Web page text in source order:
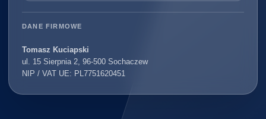
DANE FIRMOWE
Tomasz Kuciapski
ul. 15 Sierpnia 2, 96-500 Sochaczew
NIP / VAT UE: PL7751620451